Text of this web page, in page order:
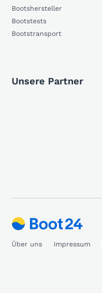
Bootshersteller
Bootstests
Bootstransport
Unsere Partner
Über uns Impressum